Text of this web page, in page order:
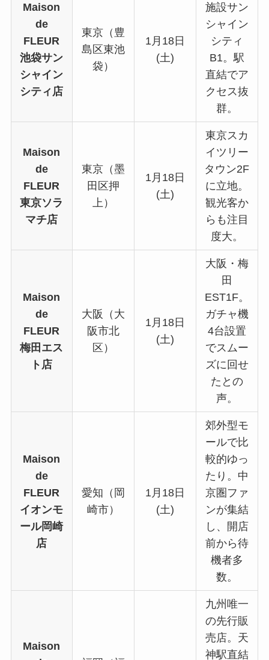
Maison
de
FLEUR
池袋サン
シャイン
シティ店
東京（豊
島区東池
袋）
1月18日
(土)
施設サン
シャイン
シティ
B1。駅
直結でア
クセス抜
群。
Maison
de
FLEUR
東京ソラ
マチ店
東京（墨
田区押
上）
1月18日
(土)
東京スカ
イツリー
タウン2F
に立地。
観光客か
らも注目
度大。
Maison
de
FLEUR
梅田エス
ト店
大阪（大
阪市北
区）
1月18日
(土)
大阪・梅
田
EST1F。
ガチャ機
4台設置
でスムー
ズに回せ
たとの
声。
Maison
de
FLEUR
イオンモ
ール岡崎
店
愛知（岡
崎市）
1月18日
(土)
郊外型モ
ールで比
較的ゆっ
たり。中
京圏ファ
ンが集結
し、開店
前から待
機者多
数。
Maison
九州唯一
の先行販
売店。天
神駅直結